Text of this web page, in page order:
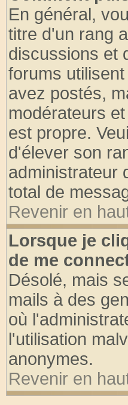
En général,
titre d'un rang
discussions et
forums
avez postés,
modérateurs
est propre.
d'élever son
administrateur
total de
Revenir en
Lorsque je
de me
Désolé, mais
mails à des
où
l'utilisation
anonymes.
Revenir en